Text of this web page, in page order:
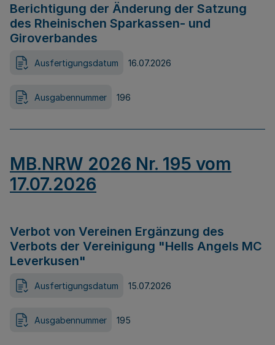
Berichtigung der Änderung der Satzung
des Rheinischen Sparkassen- und
Giroverbandes
Ausfertigungsdatum 16.07.2026
Ausgabennummer 196
MB.NRW 2026 Nr. 195 vom
17.07.2026
Verbot von Vereinen Ergänzung des
Verbots der Vereinigung "Hells Angels MC
Leverkusen"
Ausfertigungsdatum 15.07.2026
Ausgabennummer 195